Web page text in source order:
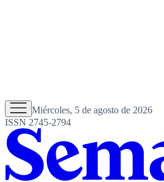
Miércoles, 5 de agosto de 2026
ISSN 2745-2794